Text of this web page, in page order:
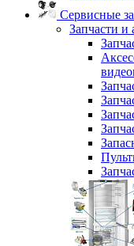
Сервисные
Запчасти и